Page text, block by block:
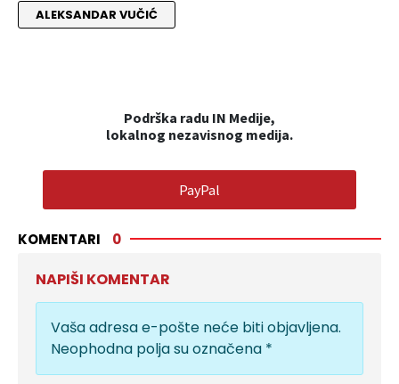
ALEKSANDAR VUČIĆ
Podrška radu IN Medije,
lokalnog nezavisnog medija.
PayPal
KOMENTARI 0
NAPIŠI KOMENTAR
Vaša adresa e-pošte neće biti objavljena.
Neophodna polja su označena *